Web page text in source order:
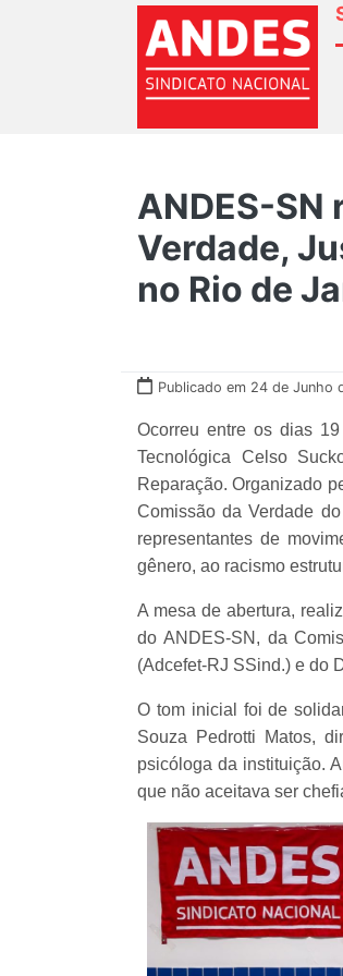
ANDES-
Verdade,
no Rio de
Publicado em 24 de Junho
Ocorreu entre os dias
Tecnológica Celso
Reparação. Organizado
Comissão da Verdade
representantes de
gênero, ao racismo
A mesa de abertura,
do ANDES-SN, da
(Adcefet-RJ SSind.) e do
O tom inicial foi de
Souza Pedrotti Matos,
psicóloga da instituição.
que não aceitava ser